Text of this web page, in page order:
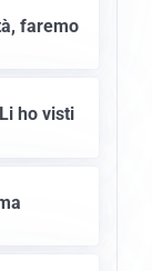
faremo
ho visti